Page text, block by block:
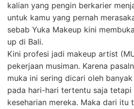
kalian yang pengin berkarier
untuk kamu yang pernah
sebab Yuka Makeup kini
up di Bali.
Kini profesi jadi makeup artist
pekerjaan musiman. Karena
muka ini sering dicari oleh
pada hari-hari tertentu saja tetapi
keseharian mereka. Maka dari itu